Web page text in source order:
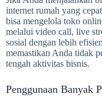
internet rumah yang
bisa mengelola toko
melalui video call, live
sosial dengan lebih
memastikan Anda tidak
tengah aktivitas bisnis.
Penggunaan Banyak